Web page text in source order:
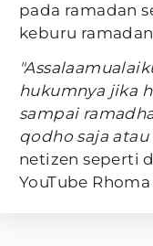
pada ramadan
keburu
hukumnya jika
sampai
qodho saja
netizen seperti
YouTube